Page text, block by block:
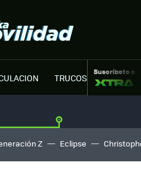
TRUCOS MOTOR
Suscríbete a
Z Eclipse